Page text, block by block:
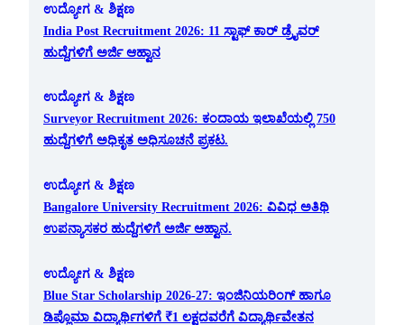
ಉದ್ಯೋಗ & ಶಿಕ್ಷಣ
India Post Recruitment 2026: 11 ಸ್ಟಾಫ್ ಕಾರ್ ಡ್ರೈವರ್
ಹುದ್ದೆಗಳಿಗೆ ಅರ್ಜಿ ಆಹ್ವಾನ
ಉದ್ಯೋಗ & ಶಿಕ್ಷಣ
Surveyor Recruitment 2026: ಕಂದಾಯ ಇಲಾಖೆಯಲ್ಲಿ 750
ಹುದ್ದೆಗಳಿಗೆ ಅಧಿಕೃತ ಅಧಿಸೂಚನೆ ಪ್ರಕಟ.
ಉದ್ಯೋಗ & ಶಿಕ್ಷಣ
Bangalore University Recruitment 2026: ವಿವಿಧ ಅತಿಥಿ
ಉಪನ್ಯಾಸಕರ ಹುದ್ದೆಗಳಿಗೆ ಅರ್ಜಿ ಆಹ್ವಾನ.
ಉದ್ಯೋಗ & ಶಿಕ್ಷಣ
Blue Star Scholarship 2026-27: ಇಂಜಿನಿಯರಿಂಗ್ ಹಾಗೂ
ಡಿಪ್ಲೊಮಾ ವಿದ್ಯಾರ್ಥಿಗಳಿಗೆ ₹1 ಲಕ್ಷದವರೆಗೆ ವಿದ್ಯಾರ್ಥಿವೇತನ